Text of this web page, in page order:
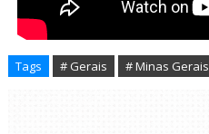
Tags # Gerais # Minas Gerais